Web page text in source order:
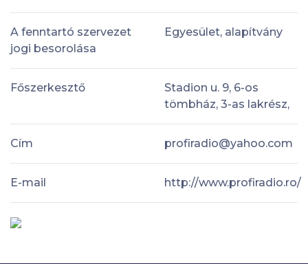
A fenntartó szervezet
jogi besorolása
Egyesület, alapítvány
Főszerkesztő
Stadion u. 9, 6-os
tömbház, 3-as lakrész,
Cím profiradio@yahoo.com
E-mail http://www.profiradio.ro/